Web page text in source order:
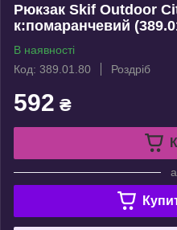
Рюкзак Skif Outdoor
к:помаранчевий
В наявності
Код: 389.01.80
Роздріб
592 ₴